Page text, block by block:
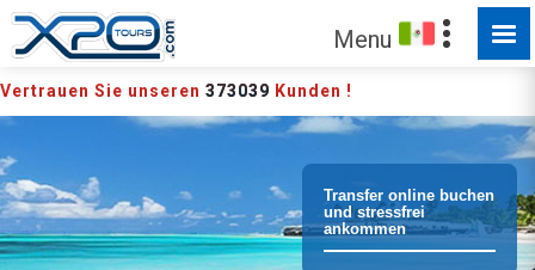
Menu
Vertrauen Sie unseren 373039 Kunden !
Transfer online buchen
und stressfrei
ankommen